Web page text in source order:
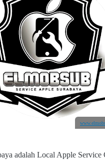
adalah Local Apple Service